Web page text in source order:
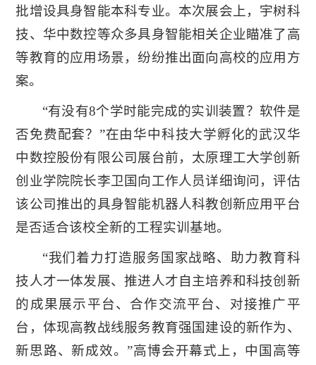
批增设具身智能本科专业。本次展会上，宇树科
技、华中数控等众多具身智能相关企业瞄准了高
等教育的应用场景，纷纷推出面向高校的应用方
案。
“有没有8个学时能完成的实训装置？软件是
否免费配套？”在由华中科技大学孵化的武汉华
中数控股份有限公司展台前，太原理工大学创新
创业学院院长李卫国向工作人员详细询问，评估
该公司推出的具身智能机器人科教创新应用平台
是否适合该校全新的工程实训基地。
“我们着力打造服务国家战略、助力教育科
技人才一体发展、推进人才自主培养和科技创新
的成果展示平台、合作交流平台、对接推广平
台，体现高教战线服务教育强国建设的新作为、
新思路、新成效。”高博会开幕式上，中国高等